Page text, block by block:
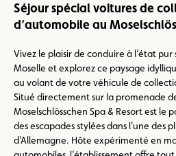
Séjour spécial voitures de
d’automobile au
Vivez le plaisir de conduire à l’état pur
Moselle et explorez ce paysage
au volant de votre véhicule de
Situé directement sur la promenade
Moselschlösschen Spa & Resort est le
des escapades stylées dans l’une des
d’Allemagne. Hôte expérimenté en